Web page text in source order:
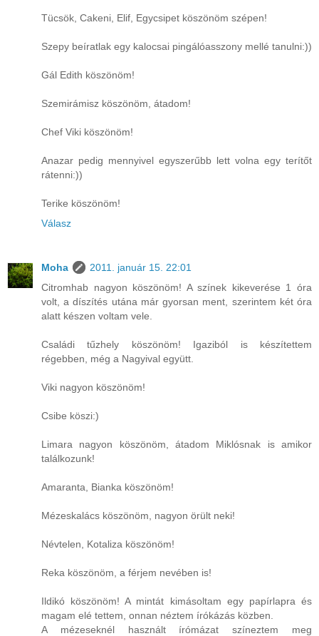
Tücsök, Cakeni, Elif, Egycsipet köszönöm szépen!
Szepy beíratlak egy kalocsai pingálóasszony mellé tanulni:))
Gál Edith köszönöm!
Szemirámisz köszönöm, átadom!
Chef Viki köszönöm!
Anazar pedig mennyivel egyszerűbb lett volna egy terítőt
rátenni:))
Terike köszönöm!
Válasz
Moha
2011. január 15. 22:01
Citromhab nagyon köszönöm! A színek kikeverése 1 óra
volt, a díszítés utána már gyorsan ment, szerintem két óra
alatt készen voltam vele.
Családi tűzhely köszönöm! Igaziból is készítettem
régebben, még a Nagyival együtt.
Viki nagyon köszönöm!
Csibe köszi:)
Limara nagyon köszönöm, átadom Miklósnak is amikor
találkozunk!
Amaranta, Bianka köszönöm!
Mézeskalács köszönöm, nagyon örült neki!
Névtelen, Kotaliza köszönöm!
Reka köszönöm, a férjem nevében is!
Ildikó köszönöm! A mintát kimásoltam egy papírlapra és
magam elé tettem, onnan néztem írókázás közben.
A mézeseknél használt írómázat színeztem meg